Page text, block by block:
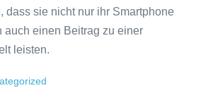
dass sie nicht nur ihr Smartphone
auch einen Beitrag zu einer
leisten.